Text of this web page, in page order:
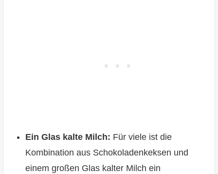
Ein Glas kalte Milch: Für viele ist die
Kombination aus Schokoladenkeksen und
einem großen Glas kalter Milch ein